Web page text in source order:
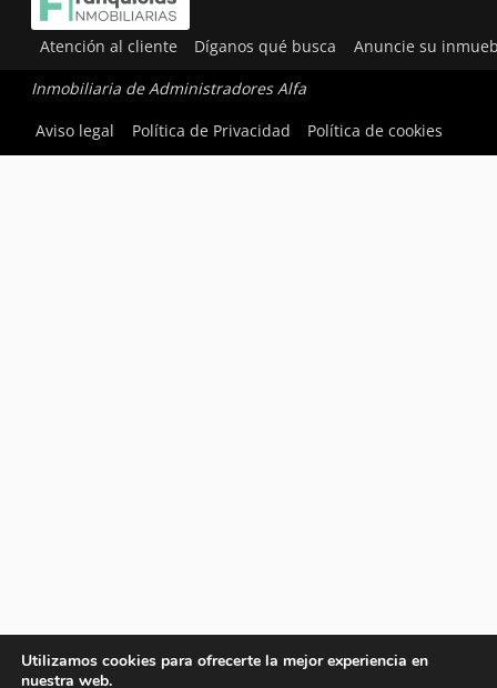
Atención al cliente Díganos qué busca Anuncie su
Inmobiliaria de Administradores Alfa
Aviso legal
Política de Privacidad Política de cookies
Utilizamos cookies para ofrecerte la mejor experiencia en
nuestra web.